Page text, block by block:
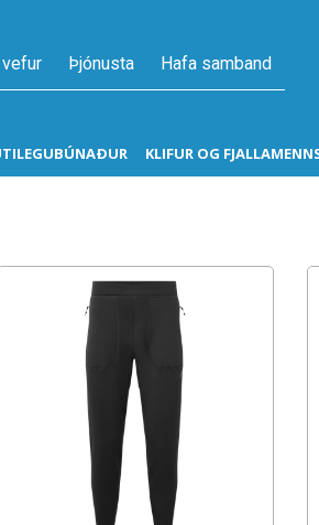
Þjónusta Hafa samband
KLIFUR OG